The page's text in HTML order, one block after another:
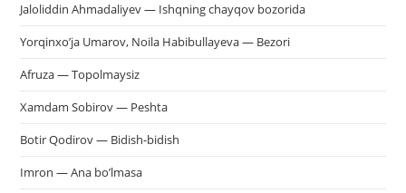
Jaloliddin Ahmadaliyev — Ishqning chayqov bozorida
Yorqinxo’ja Umarov, Noila Habibullayeva — Bezori
Afruza — Topolmaysiz
Xamdam Sobirov — Peshta
Botir Qodirov — Bidish-bidish
Imron — Ana bo’lmasa